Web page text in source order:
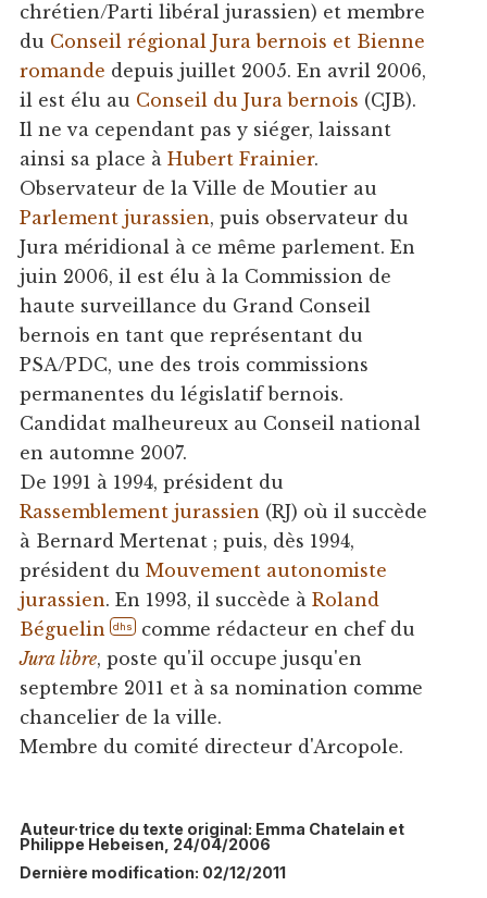
chrétien/Parti libéral jurassien) et membre
du Conseil régional Jura bernois et Bienne
romande depuis juillet 2005. En avril 2006,
il est élu au Conseil du Jura bernois (CJB).
Il ne va cependant pas y siéger, laissant
ainsi sa place à Hubert Frainier.
Observateur de la Ville de Moutier au
Parlement jurassien, puis observateur du
Jura méridional à ce même parlement. En
juin 2006, il est élu à la Commission de
haute surveillance du Grand Conseil
bernois en tant que représentant du
PSA/PDC, une des trois commissions
permanentes du législatif bernois.
Candidat malheureux au Conseil national
en automne 2007.
De 1991 à 1994, président du
Rassemblement jurassien (RJ) où il succède
à Bernard Mertenat ; puis, dès 1994,
président du Mouvement autonomiste
jurassien. En 1993, il succède à Roland
Béguelin
dhs comme rédacteur en chef du
Jura libre, poste qu'il occupe jusqu'en
septembre 2011 et à sa nomination comme
chancelier de la ville.
Membre du comité directeur d'Arcopole.
Auteur·trice du texte original: Emma Chatelain et
Philippe Hebeisen, 24/04/2006
Dernière modification: 02/12/2011